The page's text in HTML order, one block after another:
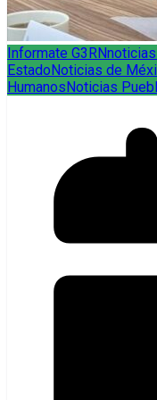
Informate G3RNnoticias
Estado Noticias de
Humanos Noticias